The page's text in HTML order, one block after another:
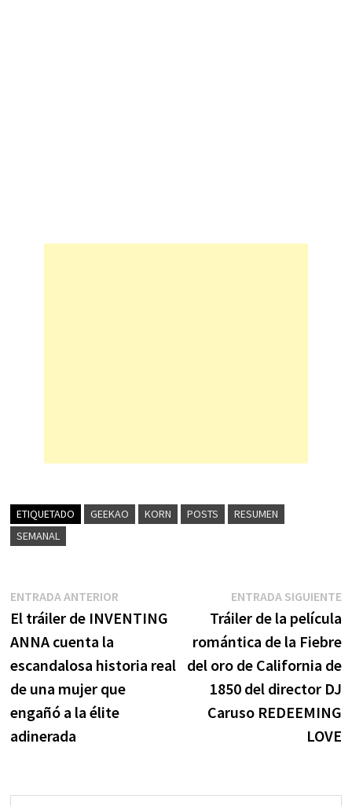
ETIQUETADO GEEKAO KORN POSTS
RESUMEN
SEMANAL
Navegación
de
entradas
ENTRADA ANTERIOREntrada
anterior:
El tráiler de INVENTING
ANNA cuenta la
escandalosa historia real
de una mujer que
engañó a la élite
adinerada
ENTRADA SIGUIENTE
Tráiler de la película
romántica de la Fiebre
del oro de California de
1850 del director DJ
Caruso REDEEMING
LOVE